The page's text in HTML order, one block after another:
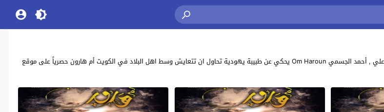
مشاهدة وتحميل جميع حلقات مسلسل الدراما الكويتي “أم هارون” بطولة: حياة الفهد , سعاد علي , أحمد الجسمي Om Haroun يحكي عن طبيبة يهودية تحاول ان تتعايش وسط اهل البلاد في الكويت أم هارون حصرياً على موقع